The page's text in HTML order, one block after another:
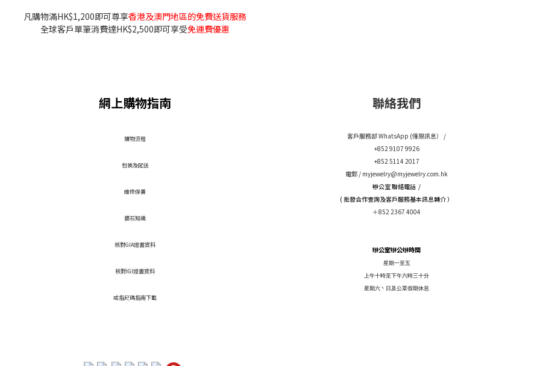
凡購物滿HK$1,200即可尊享香港及澳門地區的免費送貨服務
全球客戶單筆消費達HK$2,500即可享受免運費優惠
網上購物指南
​購物流程
包裝及配送
維修保養
鑽石知識
核對GIA證書資料
核對IGI證書資料
戒指尺碼指南下載
聯絡我們
客戶服務部 WhatsApp (僅限訊息） /
+852 9107 9926
+852 5114 2017
電郵 / myjewelry@myjewelry.com.hk
辦公室 聯絡電話 /
( 批發合作查詢及客戶服務基本訊息轉介 ）
＋852 2367 4004
辦公室辦公辦時間
星期一至五
上午十時至下午六時三十分
星期六丶日及公眾假期休息